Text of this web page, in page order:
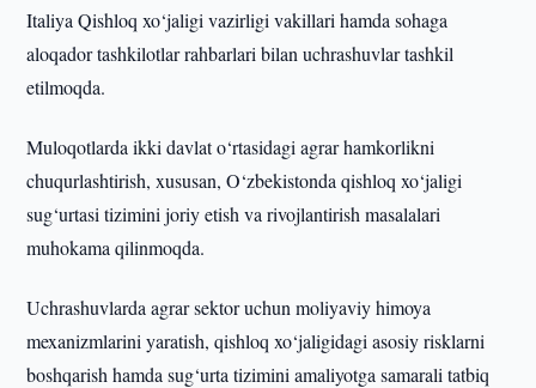
Italiya Qishloq xo‘jaligi vazirligi vakillari hamda sohaga
aloqador tashkilotlar rahbarlari bilan uchrashuvlar tashkil
etilmoqda.
Muloqotlarda ikki davlat o‘rtasidagi agrar hamkorlikni
chuqurlashtirish, xususan, O‘zbekistonda qishloq xo‘jaligi
sug‘urtasi tizimini joriy etish va rivojlantirish masalalari
muhokama qilinmoqda.
Uchrashuvlarda agrar sektor uchun moliyaviy himoya
mexanizmlarini yaratish, qishloq xo‘jaligidagi asosiy risklarni
boshqarish hamda sug‘urta tizimini amaliyotga samarali tatbiq